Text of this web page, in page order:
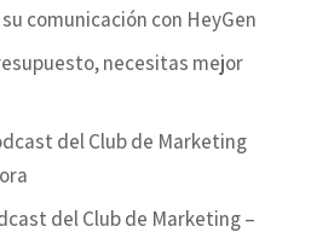
comunicación con HeyGen
necesitas mejor
del Club de Marketing
del Club de Marketing –